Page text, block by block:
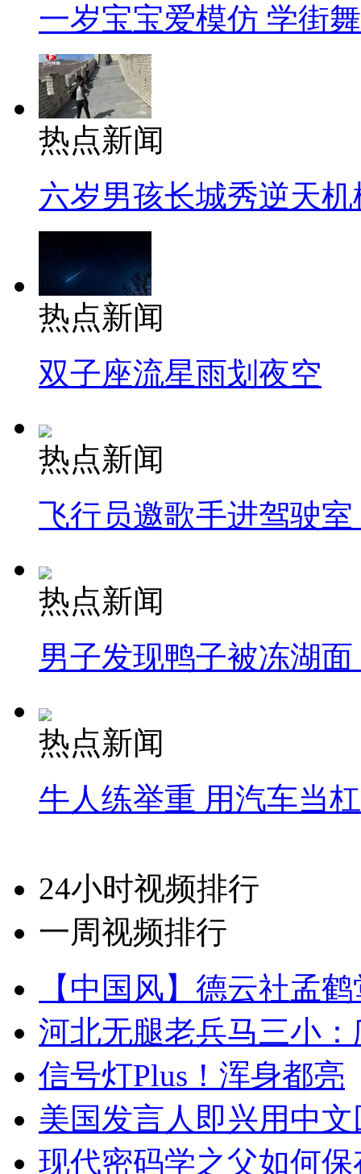
一岁宝宝爱模仿 学街
热点新闻
六岁男孩长城秀逆天机
热点新闻
双子座流星雨划夜空
热点新闻
飞行员邀歌手进驾驶
热点新闻
男子发现鸭子被冻湖
热点新闻
牛人练举重 用汽车当
24小时视频排行
一周视频排行
【中国风】德云社孟
河北无腿老兵马三小
信号灯Plus！浑身都亮
美国发言人即兴用中
现代密码学之父如何